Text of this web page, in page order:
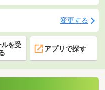
変更する
を受
アプリで探す